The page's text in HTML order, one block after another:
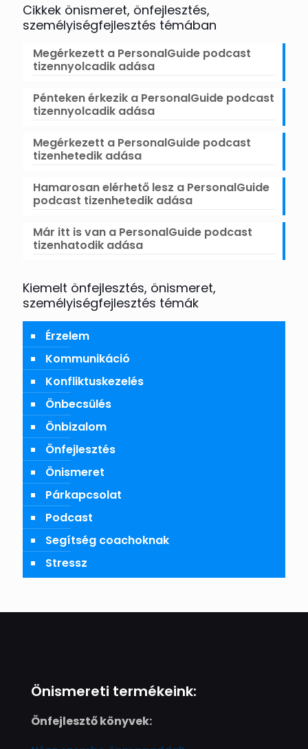
Cikkek önismeret, önfejlesztés,
személyiségfejlesztés témában
Megérkezett a PersonalGuide podcast
tizennyolcadik adása
Pénteken érkezik a PersonalGuide podcast
tizennyolcadik adása
Megérkezett a PersonalGuide podcast
tizenhetedik adása
Hamarosan elérhető lesz a PersonalGuide
podcast tizenhetedik adása
Már itt is van a PersonalGuide podcast
tizenhatodik adása
Kiemelt önfejlesztés, önismeret,
személyiségfejlesztés témák
Érzelem
Kommunikáció
Konfliktuskezelés
Önbecsülés
Önbizalom
Önfejlesztés
Önismeret
Párkapcsolat
Podcast
Segítség coachoknak
Stressz
Önismereti termékeink:
Önfejlesztő könyvek: